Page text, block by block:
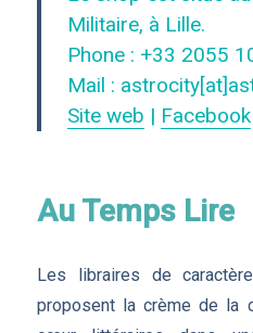
Militaire, à Lille.
Phone : +33 2055
Mail :
Site web | Facebook
Au Temps Lire
Les libraires de
proposent la crème de la